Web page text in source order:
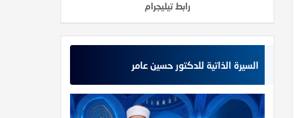
رابط تيليجرام
السيرة الذاتية للدكتور حسين عامر